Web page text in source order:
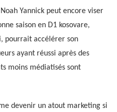
Yannick peut encore viser
saison en D1 kosovare,
pourrait accélérer son
ayant réussi après des
moins médiatisés sont
devenir un atout marketing si